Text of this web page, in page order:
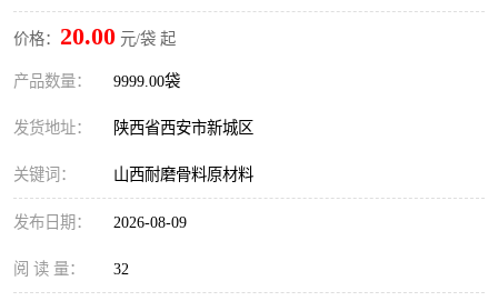
价格： 20.00 元/袋 起
产品数量： 9999.00袋
发货地址： 陕西省西安市新城区
关键词： 山西耐磨骨料原材料
发布日期： 2026-08-09
阅 读 量： 32